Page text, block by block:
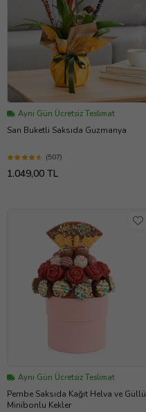
Aynı Gün Ücretsiz Teslimat
Sarı Buketli Saksıda Guzmanya
(507)
1.049,00 TL
Aynı Gün Ücretsiz Teslimat
Pembe Saksıda Kağıt Helva ve Güllü
Minibonlu Kekler